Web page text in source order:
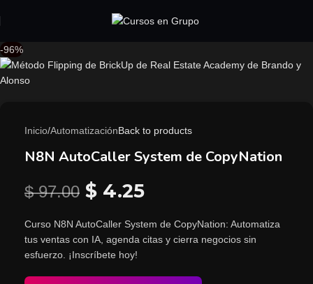
-96%
Inicio/AutomatizaciónBack to products
N8N AutoCaller System de CopyNation
$97.00 $ 4.25
Curso N8N AutoCaller System de CopyNation: Automatiza
tus ventas con IA, agenda citas y cierra negocios sin
esfuerzo. ¡Inscríbete hoy!